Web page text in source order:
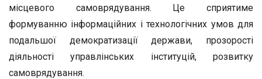
місцевого самоврядування. Це сприятиме
формуванню інформаційних і технологічних умов для
подальшої демократизації держави, прозорості
діяльності управлінських інституцій, розвитку
самоврядування.